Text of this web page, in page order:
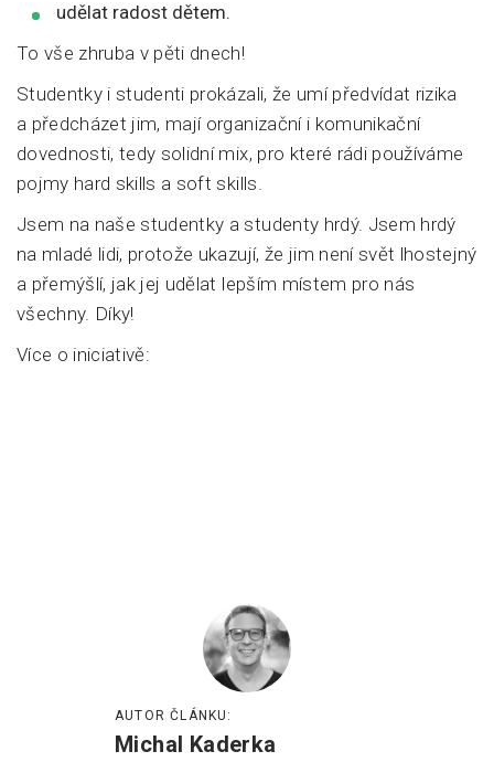
udělat radost dětem.
To vše zhruba v pěti dnech!
Studentky i studenti prokázali, že umí předvídat rizika
a předcházet jim, mají organizační i komunikační
dovednosti, tedy solidní mix, pro které rádi používáme
pojmy hard skills a soft skills.
Jsem na naše studentky a studenty hrdý. Jsem hrdý
na mladé lidi, protože ukazují, že jim není svět lhostejný
a přemýšlí, jak jej udělat lepším místem pro nás
všechny. Díky!
Více o iniciativě:
AUTOR ČLÁNKU:
Michal Kaderka